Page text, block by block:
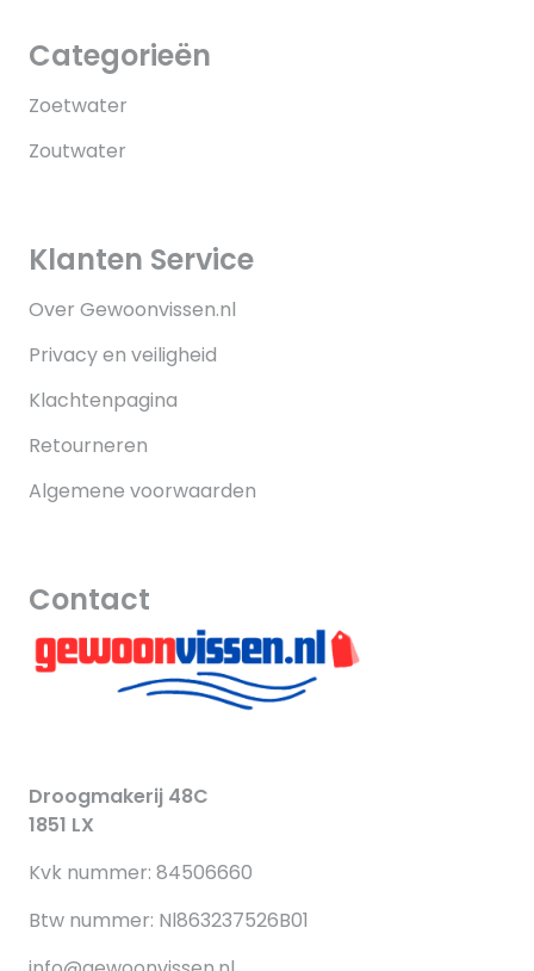
Categorieën
Zoetwater
Zoutwater
Klanten Service
Over Gewoonvissen.nl
Privacy en veiligheid
Klachtenpagina
Retourneren
Algemene voorwaarden
Contact
Droogmakerij 48C
1851 LX
Kvk nummer: 84506660
Btw nummer: Nl863237526B01